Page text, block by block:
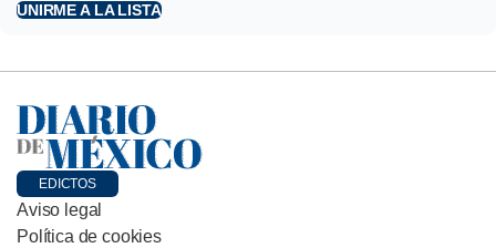
UNIRME A LA LISTA
EDICTOS
Aviso legal
Política de cookies